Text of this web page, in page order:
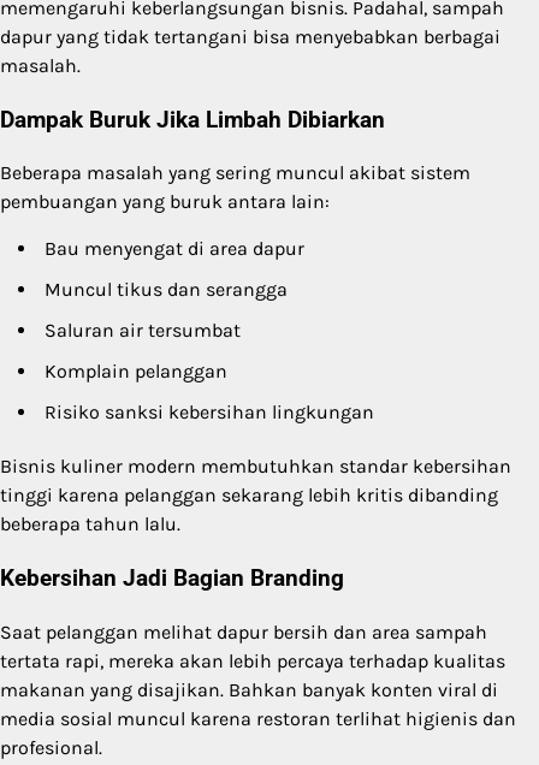
memengaruhi keberlangsungan bisnis. Padahal, sampah
dapur yang tidak tertangani bisa menyebabkan berbagai
masalah.
Dampak Buruk Jika Limbah Dibiarkan
Beberapa masalah yang sering muncul akibat sistem
pembuangan yang buruk antara lain:
Bau menyengat di area dapur
Muncul tikus dan serangga
Saluran air tersumbat
Komplain pelanggan
Risiko sanksi kebersihan lingkungan
Bisnis kuliner modern membutuhkan standar kebersihan
tinggi karena pelanggan sekarang lebih kritis dibanding
beberapa tahun lalu.
Kebersihan Jadi Bagian Branding
Saat pelanggan melihat dapur bersih dan area sampah
tertata rapi, mereka akan lebih percaya terhadap kualitas
makanan yang disajikan. Bahkan banyak konten viral di
media sosial muncul karena restoran terlihat higienis dan
profesional.